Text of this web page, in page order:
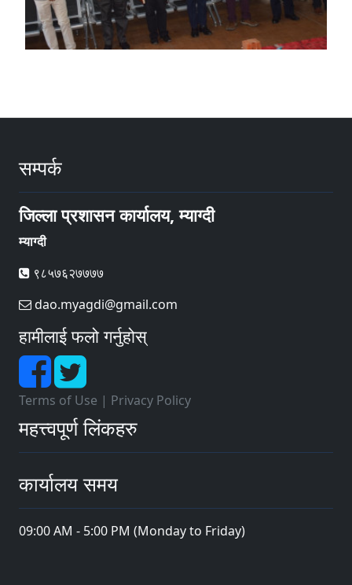
सम्पर्क
जिल्ला प्रशासन कार्यालय, म्याग्दी
म्याग्दी
९८५७६२७७७७
dao.myagdi@gmail.com
हामीलाई फलो गर्नुहोस्
Terms of Use | Privacy Policy
महत्त्वपूर्ण लिंकहरु
कार्यालय समय
09:00 AM - 5:00 PM (Monday to Friday)